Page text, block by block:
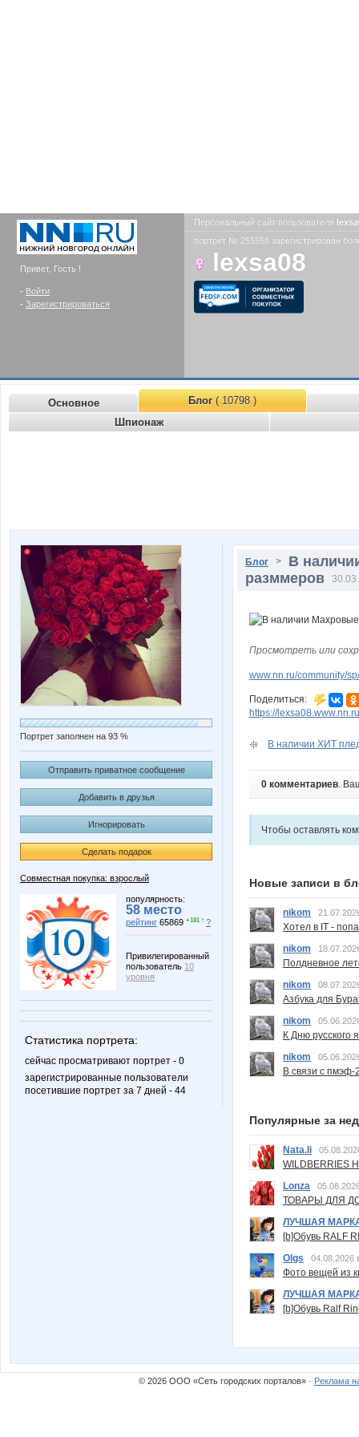
Привет, Гость !
- Войти
- Зарегистрироваться
Персональный сайт пользователя
портрет № 255558 зарегистрирован
lexsa08
Основное Блог( 10798 )
Шпионаж
Портрет заполнен на 93 %
Отправить приватное сообщение
Добавить в друзья
Игнорировать
Сделать подарок
Совместная покупка: взрослый
популярность:
58 место
рейтинг 65869 +181 ↑ ?
Привилегированный
пользователь 10
уровня
Статистика портрета:
сейчас просматривают портрет - 0
зарегистрированные пользователи
посетившие портрет за 7 дней - 44
Блог > В
разммеров
Просмотреть или
www.nn.ru/community/
Поделиться:
https://
В наличии ХИТ
0 комментариев.
Чтобы оставлять
Новые записи в
nikom
Хотел в IT -
nikom
Полдневное
nikom
Азбука для
nikom
К Дню русского
nikom
В связи с пмэф-
Популярные за
Nata.li
Lonza
ТОВАРЫ ДЛЯ
ЛУЧШАЯ
[b]Обувь RALF
Olgs
04.08.2026
Фото вещей из
ЛУЧШАЯ
[b]Обувь Ralf
© 2026 ООО «Сеть городских порталов» · Реклама